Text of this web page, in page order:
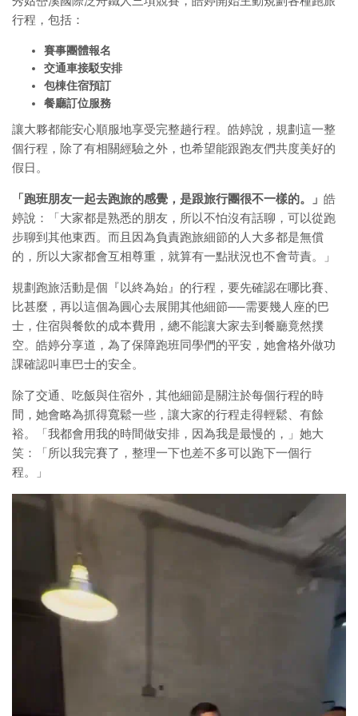
行程，包括：
賽事團體報名
交通車接駁安排
包棟住宿預訂
餐廳訂位服務
讓大夥都能安心順服地享受完整趟行程。皓婷說，規劃這一整
個行程，除了有相關經驗之外，也希望能跟跑友們共度美好的
假日。
「跑班朋友一起去跑旅的感覺，是跟旅行團很不一樣的。」 皓
婷說：「大家都是熟悉的朋友，所以不怕沒有話聊，可以從跑
步聊到其他東西。而且因為負責跑旅細節的人大多都是無償
的，所以大家都會互相尊重，就算有一點狀況也不會苛責。」
規劃跑旅活動是個『以終為始』的行程，要先確認在哪比賽、
比甚麼，再以這個為圓心去展開其他細節──需要幾人座的巴
士，住宿與餐飲的成本費用，總不能讓大家去到餐廳竟然撲
空。皓婷分享道，為了保障跑班同學們的平安，她會格外做功
課確認叫車巴士的安全。
除了交通、吃飯與住宿外，其他細節是關注於每個行程的時
間，她會略為抓得寬鬆一些，讓大家的行程走得輕鬆、有餘
裕。「我都會用我的時間做安排，因為我是最慢的，」她大
笑：「所以我完賽了，整理一下也差不多可以跑下一個行
程。」